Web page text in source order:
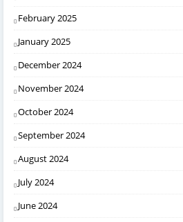
February 2025
January 2025
December 2024
November 2024
October 2024
September 2024
August 2024
July 2024
June 2024